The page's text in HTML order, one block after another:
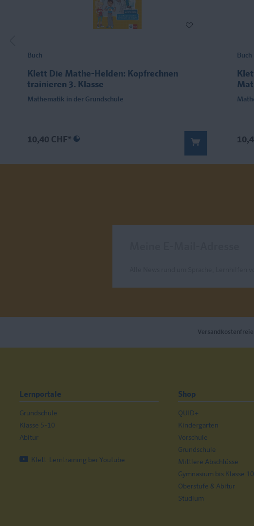
Buch
Klett Die Mathe-Helden: Kopfrechnen
trainieren 3. Klasse
Mathematik in der Grundschule
10,40 CHF*
Buch
Lernportale
Grundschule
Klasse 5-10
Abitur
Klett-Lerntraining bei Youtube
Shop
QUID+
Kindergarten
Vorschule
Grundschule
Mittlere Abschlüsse
Gymnasium bis Klasse 10
Oberstufe & Abitur
Studium